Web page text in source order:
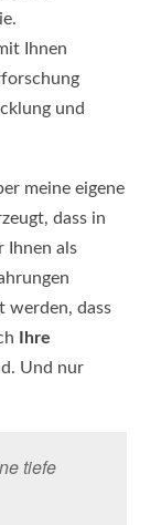
Ihnen
und
meine eigene
dass in
Ihnen als
werden, dass
Ihre
Und nur
tiefe